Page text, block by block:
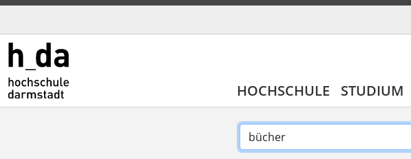
HOCHSCHULE STUDIUM